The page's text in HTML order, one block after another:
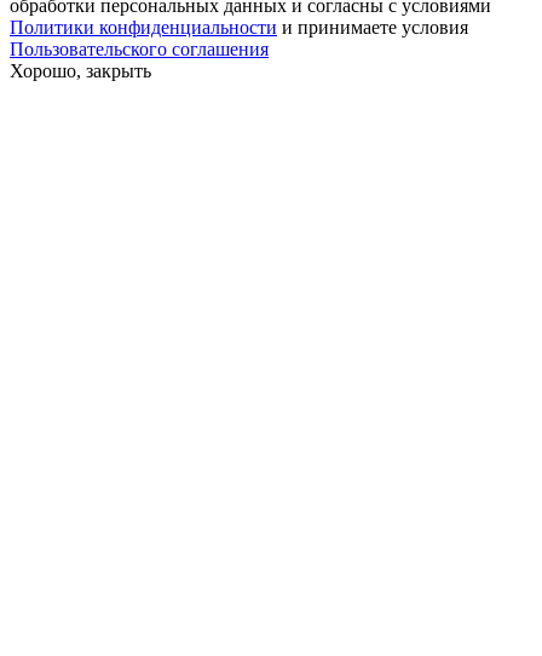
обработки персональных данных и согласны с условиями
Политики конфиденциальности и принимаете условия
Пользовательского соглашения
Хорошо, закрыть